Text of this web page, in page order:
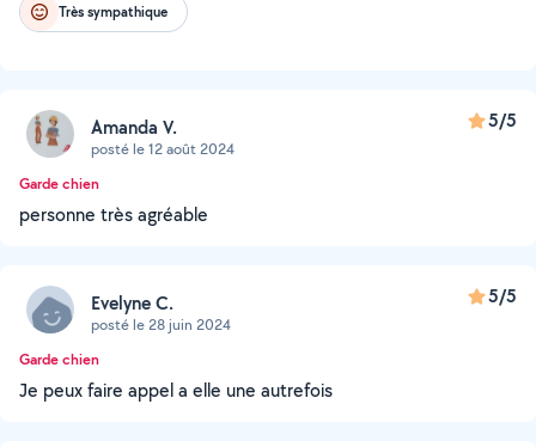
Très sympathique
Amanda V.
posté le 12 août 2024
5/5
Garde chien
personne très agréable
Evelyne C.
posté le 28 juin 2024
5/5
Garde chien
Je peux faire appel a elle une autrefois